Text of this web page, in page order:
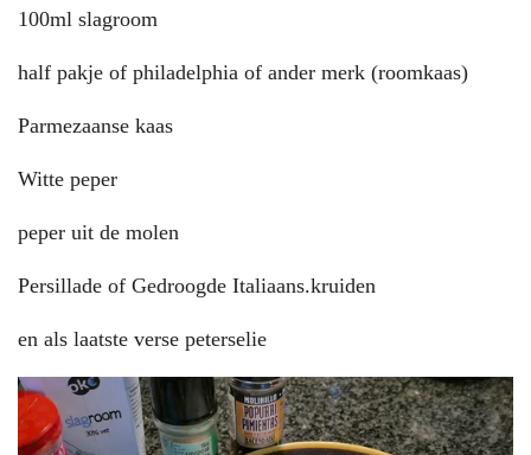
100ml slagroom
half pakje of philadelphia of ander merk (roomkaas)
Parmezaanse kaas
Witte peper
peper uit de molen
Persillade of Gedroogde Italiaans.kruiden
en als laatste verse peterselie